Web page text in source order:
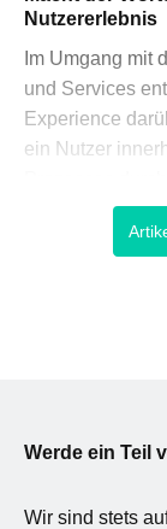
Nutzererlebnis
Im Umgang mit
und Services
Experience
ein Nutzer
Interaktionen
geleitet werden
das
Hand gegeben
Werde ein Teil
Wir sind stets